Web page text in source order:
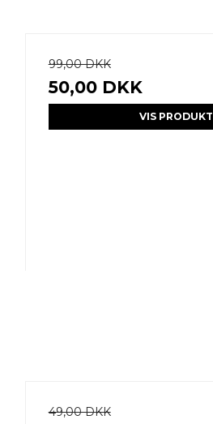
99,00 DKK
50,00 DKK
VIS PRODUKT
49,00 DKK